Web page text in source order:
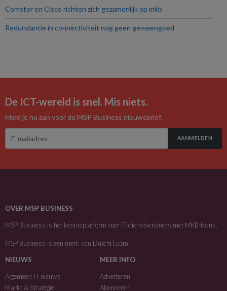
Comstor en Cisco richten zich gezamenlijk op mkb
Redundantie in connectiviteit nog geen gemeengoed
De ICT-wereld is snel. Mis niets.
Meld je nu aan voor de MSP Business nieuwsbrief.
AANMELDEN
OVER MSP BUSINESS
MSP Business is het kennisplatform voor IT-dienstverleners met MKB-focus.
MSP Business is een merk van DutchIT.com
NIEUWS
Algemeen IT nieuws
Markt & Strategie
MEER INFO
Adverteren
Abonneren